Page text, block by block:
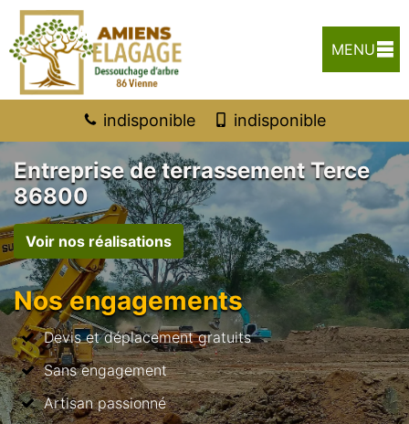
MENU
indisponible indisponible
Entreprise de terrassement Terce
86800
Voir nos réalisations
Nos engagements
Devis et déplacement gratuits
Sans engagement
Artisan passionné